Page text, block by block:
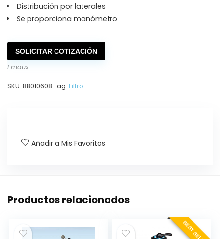
Distribución por laterales
Se proporciona manómetro
SOLICITAR COTIZACIÓN
Emaux
SKU: 88010608 Tag: Filtro
Añadir a Mis Favoritos
Productos relacionados